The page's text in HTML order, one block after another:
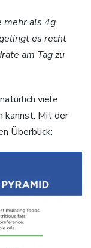
mehr als 4g
es recht
am Tag zu
viele
kannst. Mit der
Überblick: